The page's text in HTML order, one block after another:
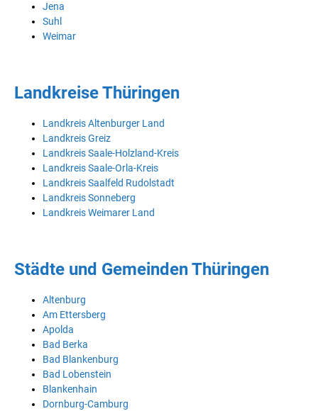
Jena
Suhl
Weimar
Landkreise Thüringen
Landkreis Altenburger Land
Landkreis Greiz
Landkreis Saale-Holzland-Kreis
Landkreis Saale-Orla-Kreis
Landkreis Saalfeld Rudolstadt
Landkreis Sonneberg
Landkreis Weimarer Land
Städte und Gemeinden Thüringen
Altenburg
Am Ettersberg
Apolda
Bad Berka
Bad Blankenburg
Bad Lobenstein
Blankenhain
Dornburg-Camburg